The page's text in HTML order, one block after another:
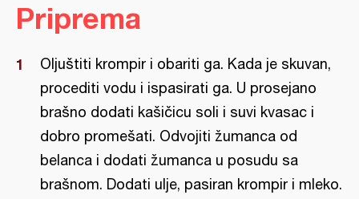
Priprema
Oljuštiti krompir i obariti ga. Kada je skuvan,
procediti vodu i ispasirati ga. U prosejano
brašno dodati kašičicu soli i suvi kvasac i
dobro promešati. Odvojiti žumanca od
belanca i dodati žumanca u posudu sa
brašnom. Dodati ulje, pasiran krompir i mleko.